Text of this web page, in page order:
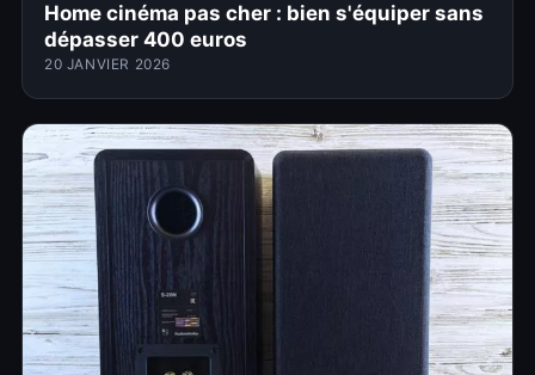
Home cinéma pas cher : bien s'équiper sans
dépasser 400 euros
20 JANVIER 2026